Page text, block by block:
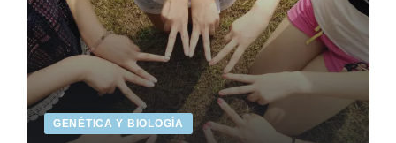
GENÉTICA Y BIOLOGÍA